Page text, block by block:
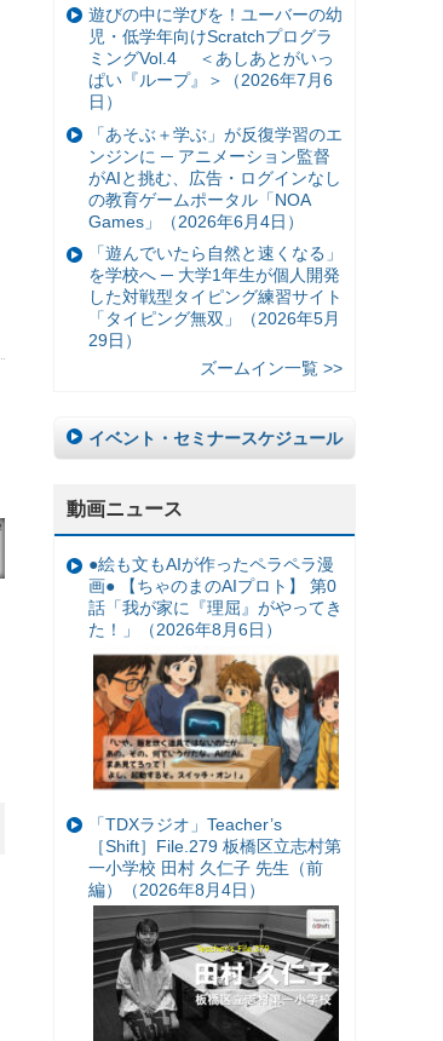
遊びの中に学びを！ユーバーの幼
児・低学年向けScratchプログラ
ミングVol.4 ＜あしあとがいっ
ぱい『ループ』＞（2026年7月6
日）
「あそぶ＋学ぶ」が反復学習のエ
ンジンに ─ アニメーション監督
がAIと挑む、広告・ログインなし
の教育ゲームポータル「NOA
Games」（2026年6月4日）
「遊んでいたら自然と速くなる」
を学校へ ─ 大学1年生が個人開発
した対戦型タイピング練習サイト
「タイピング無双」（2026年5月
29日）
ズームイン一覧 >>
イベント・セミナースケジュール
動画ニュース
●絵も文もAIが作ったペラペラ漫
画● 【ちゃのまのAIプロト】 第0
話「我が家に『理屈』がやってき
た！」（2026年8月6日）
「TDXラジオ」Teacher’s
［Shift］File.279 板橋区立志村第
一小学校 田村 久仁子 先生（前
編）（2026年8月4日）